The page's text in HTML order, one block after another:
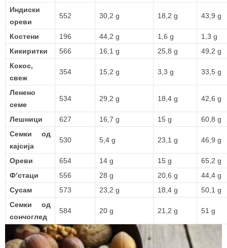
Индиски
ореви
552 30,2 g 18,2 g 43,9 g
Костени 196 44,2 g 1,6 g
1,3 g
Кикиритки
566 16,1 g 25,8 g
49,2 g
Кокос,
свеж
354 15,2 g 3,3 g 33,5 g
Ленено
семе
534 29,2 g 18,4 g 42,6 g
Лешници 627 16,7 g 15 g
60,8 g
Семки од
кајсија
530 5,4 g 23,1 g 46,9 g
Ореви 654 14 g 15 g
65,2 g
Ф’стаци
556 28 g 20,6 g
44,4 g
Сусам
573 23,2 g 18,4 g
50,1 g
Семки од
сончоглед
584 20 g 21,2 g 51 g